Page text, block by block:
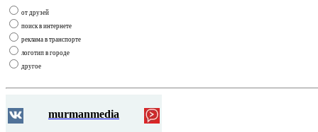
от друзей
поиск в интернете
реклама в транспорте
логотип в городе
другое
murmanmedia